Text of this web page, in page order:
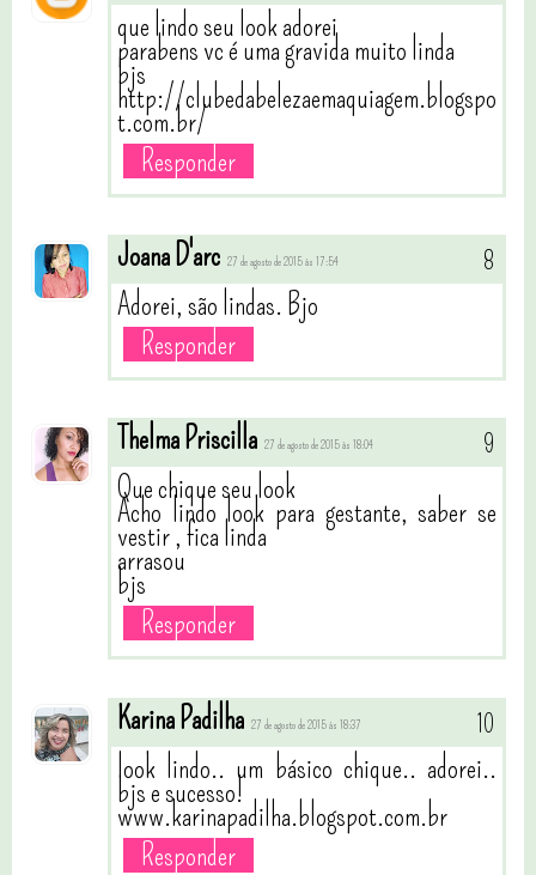
que lindo seu look adorei
parabens vc é uma gravida muito linda
bjs
http://clubedabelezaemaquiagem.blogspo
t.com.br/
Responder
Joana D'arc 27 de agosto de 2015 às 17:54
Adorei, são lindas. Bjo
Responder
Thelma Priscilla 27 de agosto de 2015 às 18:04
Que chique seu look
Acho lindo look para gestante, saber se
vestir , fica linda
arrasou
bjs
Responder
Karina Padilha 27 de agosto de 2015 às 18:37
look lindo.. um básico chique.. adorei..
bjs e sucesso!
www.karinapadilha.blogspot.com.br
Responder